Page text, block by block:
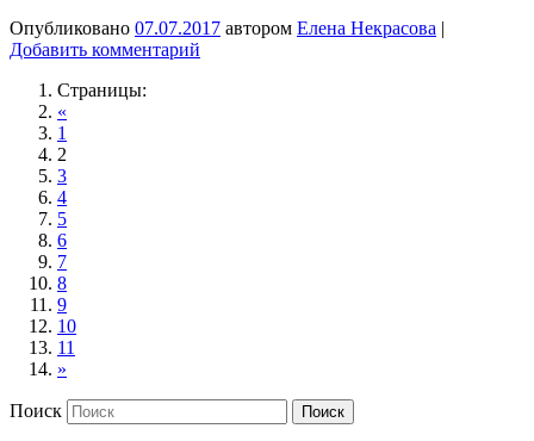
Опубликовано 07.07.2017 автором Елена Некрасова |
Добавить комментарий
Страницы:
«
1
2
3
4
5
6
7
8
9
10
11
»
Поиск